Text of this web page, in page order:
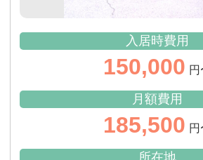
入居時費用
150,000 円
月額費用
185,500 円
所在地